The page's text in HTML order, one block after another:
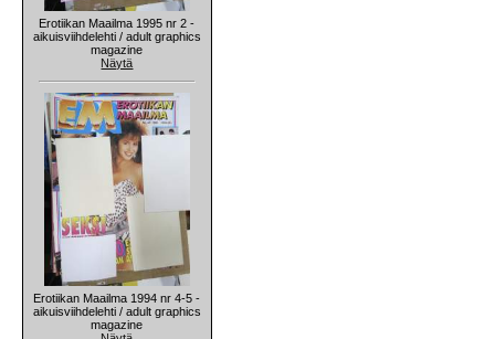
Erotiikan Maailma 1995 nr 2 -
aikuisviihdelehti / adult graphics
magazine
Näytä
Erotiikan Maailma 1994 nr 4-5 -
aikuisviihdelehti / adult graphics
magazine